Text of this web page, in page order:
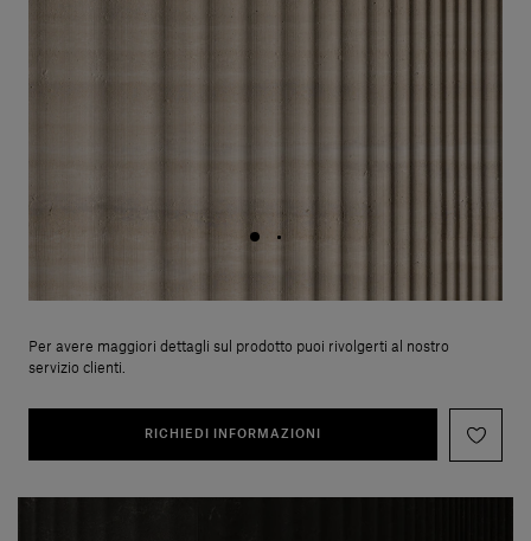
Per avere maggiori dettagli sul prodotto puoi rivolgerti al nostro
servizio clienti.
RICHIEDI INFORMAZIONI